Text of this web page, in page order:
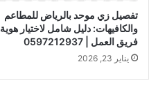
تفصيل زي موحد بالرياض للمطاعم
والكافيهات: دليل شامل لاختيار هوية
فريق العمل | 0597212937
يناير 23, 2026